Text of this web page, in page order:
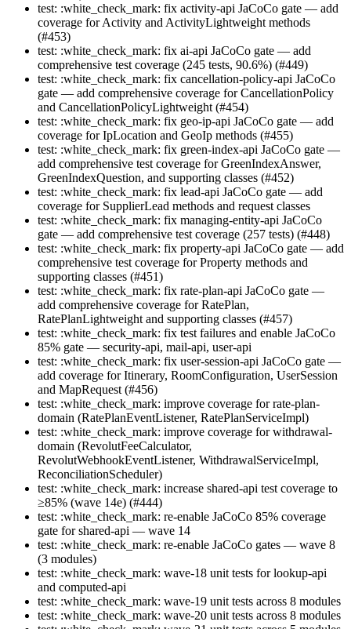
test: :white_check_mark: fix activity-api JaCoCo gate — add
coverage for Activity and ActivityLightweight methods
(#453)
test: :white_check_mark: fix ai-api JaCoCo gate — add
comprehensive test coverage (245 tests, 90.6%) (#449)
test: :white_check_mark: fix cancellation-policy-api JaCoCo
gate — add comprehensive coverage for CancellationPolicy
and CancellationPolicyLightweight (#454)
test: :white_check_mark: fix geo-ip-api JaCoCo gate — add
coverage for IpLocation and GeoIp methods (#455)
test: :white_check_mark: fix green-index-api JaCoCo gate —
add comprehensive test coverage for GreenIndexAnswer,
GreenIndexQuestion, and supporting classes (#452)
test: :white_check_mark: fix lead-api JaCoCo gate — add
coverage for SupplierLead methods and request classes
test: :white_check_mark: fix managing-entity-api JaCoCo
gate — add comprehensive test coverage (257 tests) (#448)
test: :white_check_mark: fix property-api JaCoCo gate — add
comprehensive test coverage for Property methods and
supporting classes (#451)
test: :white_check_mark: fix rate-plan-api JaCoCo gate —
add comprehensive coverage for RatePlan,
RatePlanLightweight and supporting classes (#457)
test: :white_check_mark: fix test failures and enable JaCoCo
85% gate — security-api, mail-api, user-api
test: :white_check_mark: fix user-session-api JaCoCo gate —
add coverage for Itinerary, RoomConfiguration, UserSession
and MapRequest (#456)
test: :white_check_mark: improve coverage for rate-plan-
domain (RatePlanEventListener, RatePlanServiceImpl)
test: :white_check_mark: improve coverage for withdrawal-
domain (RevolutFeeCalculator,
RevolutWebhookEventListener, WithdrawalServiceImpl,
ReconciliationScheduler)
test: :white_check_mark: increase shared-api test coverage to
≥85% (wave 14e) (#444)
test: :white_check_mark: re-enable JaCoCo 85% coverage
gate for shared-api — wave 14
test: :white_check_mark: re-enable JaCoCo gates — wave 8
(3 modules)
test: :white_check_mark: wave-18 unit tests for lookup-api
and computed-api
test: :white_check_mark: wave-19 unit tests across 8 modules
test: :white_check_mark: wave-20 unit tests across 8 modules